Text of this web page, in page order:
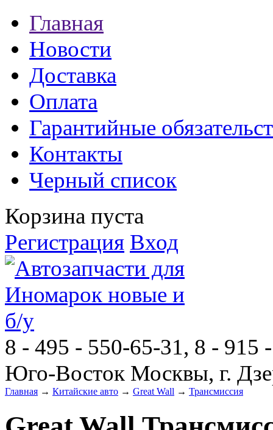
Главная
Новости
Доставка
Оплата
Гарантийные
Контакты
Черный список
Корзина пуста
Регистрация Вход
8 - 495 - 550-65-31, 8 - 915
Юго-Восток Москвы, г.
Главная → Китайские авто → Great Wall → Трансмиссия